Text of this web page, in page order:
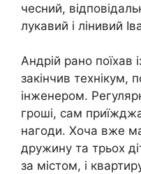
чесний,
лукавий і лінивий
Андрій рано поїхав
закінчив технікум,
інженером.
гроші, сам
нагоди. Хоча вже
дружину та трьох
за містом, і